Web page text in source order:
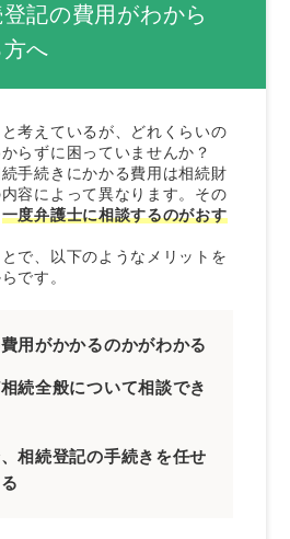
た場合の費用目安
した場合の費用目安
記の費用がわから
へ
考えているが、どれくらいの
らずに困っていませんか？
手続きにかかる費用は相続財
容によって異なります。その
一度弁護士に相談するのがおす
で、以下のようなメリットを
です。
用がかかるのかがわかる
続全般について相談でき
相続登記の手続きを任せ